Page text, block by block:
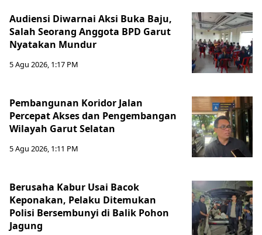
Audiensi Diwarnai Aksi Buka Baju,
Salah Seorang Anggota BPD Garut
Nyatakan Mundur
5 Agu 2026, 1:17 PM
Pembangunan Koridor Jalan
Percepat Akses dan Pengembangan
Wilayah Garut Selatan
5 Agu 2026, 1:11 PM
Berusaha Kabur Usai Bacok
Keponakan, Pelaku Ditemukan
Polisi Bersembunyi di Balik Pohon
Jagung